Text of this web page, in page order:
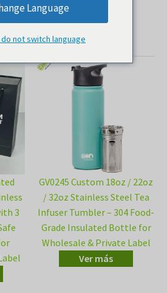
3
GV0245 Custom 18oz / 22oz
/ 32oz Stainless Steel Tea
Infuser Tumbler – 304 Food-
Grade Insulated Bottle for
Wholesale & Private Label
Ver más
Language
not switch language